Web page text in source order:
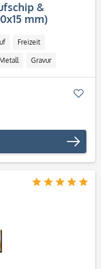
&
mm)
Freizeit
Metall Gravur